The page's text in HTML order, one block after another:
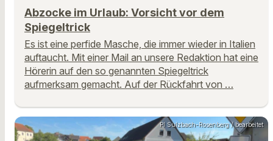
Abzocke im Urlaub: Vorsicht vor dem
Spiegeltrick
Es ist eine perfide Masche, die immer wieder in Italien
auftaucht. Mit einer Mail an unsere Redaktion hat eine
Hörerin auf den so genannten Spiegeltrick
aufmerksam gemacht. Auf der Rückfahrt von …
PI Sulzbach-Rosenberg / bearbeitet